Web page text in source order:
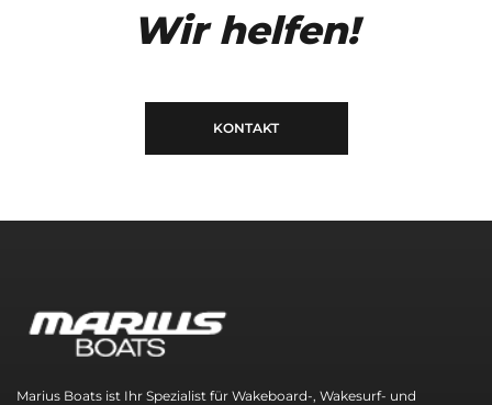
Wir helfen!
KONTAKT
Marius Boats ist Ihr Spezialist für Wakeboard-, Wakesurf- und